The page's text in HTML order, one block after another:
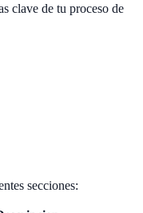
clave de tu proceso de
secciones: